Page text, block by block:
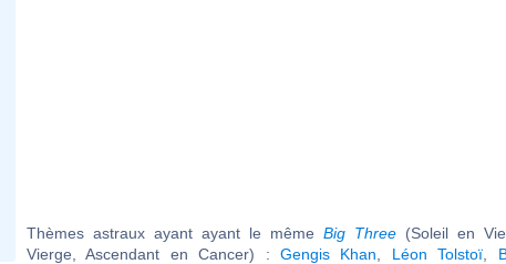
Thèmes astraux ayant ayant le même Big Three (Soleil en
Vierge, Ascendant en Cancer) : Gengis Khan Léon Tolstoï